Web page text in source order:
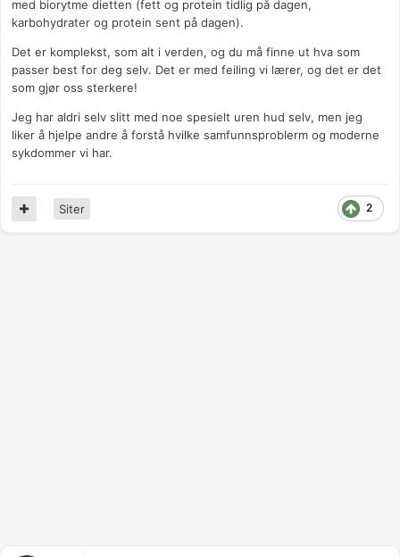
med biorytme dietten (fett og protein tidlig på dagen,
karbohydrater og protein sent på dagen).
Det er komplekst, som alt i verden, og du må finne ut hva som
passer best for deg selv. Det er med feiling vi lærer, og det er det
som gjør oss sterkere!
Jeg har aldri selv slitt med noe spesielt uren hud selv, men jeg
liker å hjelpe andre å forstå hvilke samfunnsproblerm og moderne
sykdommer vi har.
2
Siter